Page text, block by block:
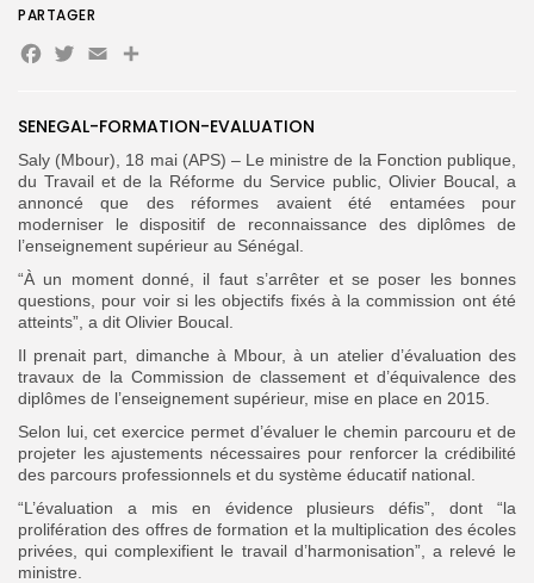
FR
SENEGAL-FORMATION-EVALUATION
Saly (Mbour), 18 mai (APS) – Le ministre de la Fonction publique,
du Travail et de la Réforme du Service public, Olivier Boucal, a
annoncé que des réformes avaient été entamées pour
moderniser le dispositif de reconnaissance des diplômes de
l’enseignement supérieur au Sénégal.
“À un moment donné, il faut s’arrêter et se poser les bonnes
questions, pour voir si les objectifs fixés à la commission ont été
atteints”, a dit Olivier Boucal.
Il prenait part, dimanche à Mbour, à un atelier d’évaluation des
travaux de la Commission de classement et d’équivalence des
diplômes de l’enseignement supérieur, mise en place en 2015.
Selon lui, cet exercice permet d’évaluer le chemin parcouru et de
projeter les ajustements nécessaires pour renforcer la crédibilité
des parcours professionnels et du système éducatif national.
“L’évaluation a mis en évidence plusieurs défis”, dont “la
prolifération des offres de formation et la multiplication des écoles
privées, qui complexifient le travail d’harmonisation”, a relevé le
ministre.
PARTAGER
Facebook
Twitter
EmailPartager